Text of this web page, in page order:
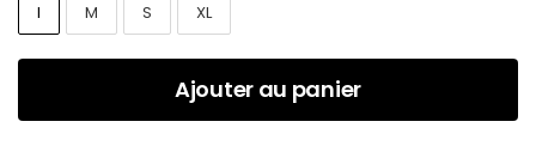
l M S XL
Ajouter au panier